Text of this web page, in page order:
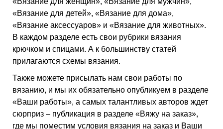
«Вязание для детей», «Вязание для дома»,
«Вязание аксессуаров» и «Вязание для животных».
В каждом разделе есть свои рубрики вязания
крючком и спицами. А к большинству статей
прилагаются схемы вязания.
Также можете присылать нам свои работы по
вязанию, и мы их обязательно опубликуем в разделе
«Ваши работы», а самых талантливых авторов ждет
сюрприз – публикация в разделе «Вяжу на заказ»,
где мы поместим условия вязания на заказ и Ваши